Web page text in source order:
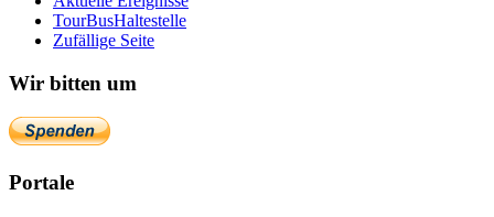
TourBusHaltestelle
Zufällige Seite
Wir bitten um
Portale